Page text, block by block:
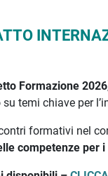
Formazione 2026
temi chiave per
formativi nel
competenze per